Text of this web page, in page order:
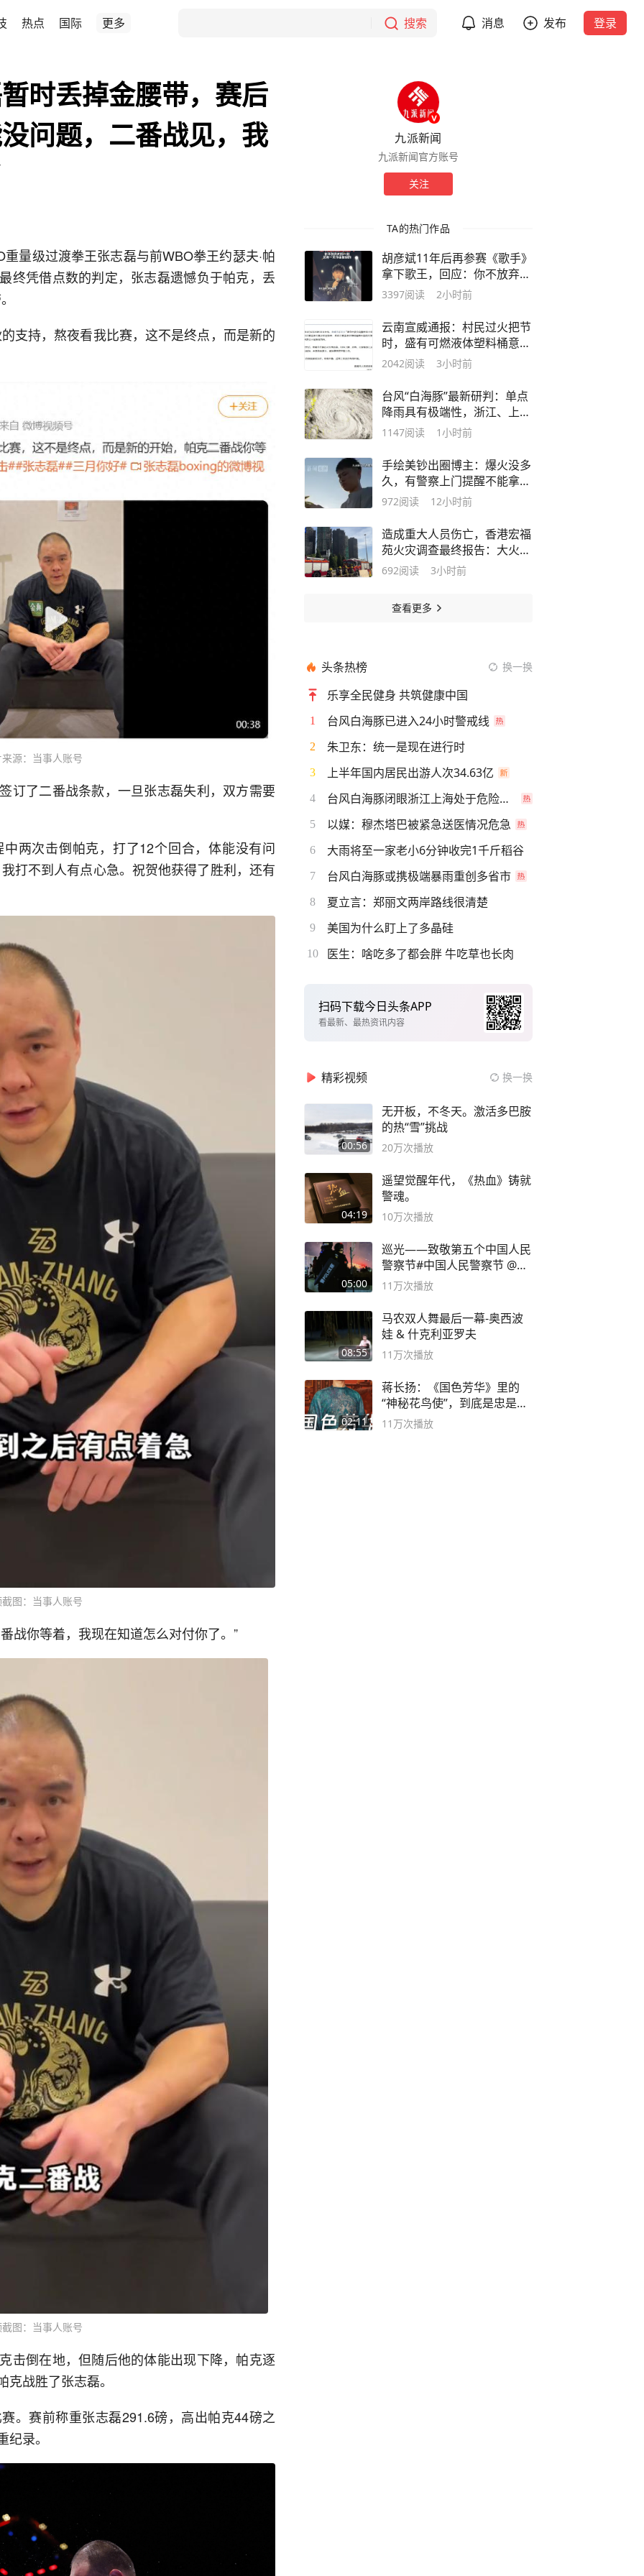
热点 国际 更多 搜索 消息 发布 登录
时丢掉金腰带，赛后
问题，二番战见，我
量级过渡拳王张志磊与前WBO拳王约瑟夫·帕
终凭借点数的判定，张志磊遗憾负于帕克，丢
支持，熬夜看我比赛，这不是终点，而是新的
源：当事人账号
订了二番战条款，一旦张志磊失利，双方需要
两次击倒帕克，打了12个回合，体能没有问
打不到人有点心急。祝贺他获得了胜利，还有
图：当事人账号
战你等着，我现在知道怎么对付你了。”
图：当事人账号
击倒在地，但随后他的体能出现下降，帕克逐
战胜了张志磊。
。赛前称重张志磊291.6磅，高出帕克44磅之
录。
九派新闻
九派新闻官方账号
关注
TA的热门作品
胡彦斌11年后再参赛《歌手》
拿下歌王，回应：你不放弃的
那一刻，总有一天你会做到的
3397阅读 2小时前
云南宣威通报：村民过火把节
时，盛有可燃液体塑料桶意外
倾倒引发燃烧，16人被灼伤
2042阅读 3小时前
台风“白海豚”最新研判：单点
降雨具有极端性，浙江、上海
等7省市局地有特大暴雨
1147阅读 1小时前
手绘美钞出圈博主：爆火没多
久，有警察上门提醒不能拿手
绘造假；其自述曾遭校园霸凌
972阅读 12小时前
造成重大人员伤亡，香港宏福
苑火灾调查最终报告：大火或
由烟头引起
692阅读 3小时前
查看更多
头条热榜 换一换
乐享全民健身 共筑健康中国
1 台风白海豚已进入24小时警戒线
2 朱卫东：统一是现在进行时
3 上半年国内居民出游人次34.63亿
4 台风白海豚闭眼浙江上海处于危险半圆
5 以媒：穆杰塔巴被紧急送医情况危急
6 大雨将至一家老小6分钟收完1千斤稻谷
7 台风白海豚或携极端暴雨重创多省市
8 夏立言：郑丽文两岸路线很清楚
9 美国为什么盯上了多晶硅
10 医生：啥吃多了都会胖 牛吃草也长肉
扫码下载今日头条APP
看最新、最热资讯内容
精彩视频 换一换
00:56
无开板，不冬天。激活多巴胺
的热“雪”挑战
20万次播放
04:19
遥望觉醒年代，《热血》铸就
警魂。
10万次播放
05:00
巡光——致敬第五个中国人民
警察节#中国人民警察节 @抖
音小助手
11万次播放
08:55
马农双人舞最后一幕-奥西波
娃 & 什克利亚罗夫
11万次播放
02:11
蒋长扬：《国色芳华》里的
“神秘花鸟使”，到底是忠是
奸？
11万次播放